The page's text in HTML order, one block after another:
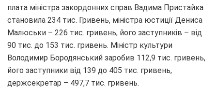
плата міністра закордонних справ Вадима Пристайка
становила 234 тис. Гривень, міністра юстиції Дениса
Малюськи – 226 тис. гривень, його заступників – від
90 тис. до 153 тис. гривень. Міністр культури
Володимир Бородянський заробив 112,9 тис. гривень,
його заступники від 139 до 405 тис. гривень,
держсекретар – 497,7 тис. гривень.